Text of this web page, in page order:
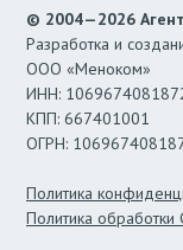
© 2004—2026
Разработка и
ООО «Меноком»
ИНН:
КПП: 667401001
ОГРН:
Политика
Политика обработки